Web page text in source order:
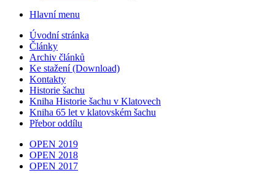
Hlavní menu
Úvodní stránka
Články
Archiv článků
Ke stažení (Download)
Kontakty
Historie šachu
Kniha Historie šachu v Klatovech
Kniha 65 let v klatovském šachu
Přebor oddílu
OPEN 2019
OPEN 2018
OPEN 2017